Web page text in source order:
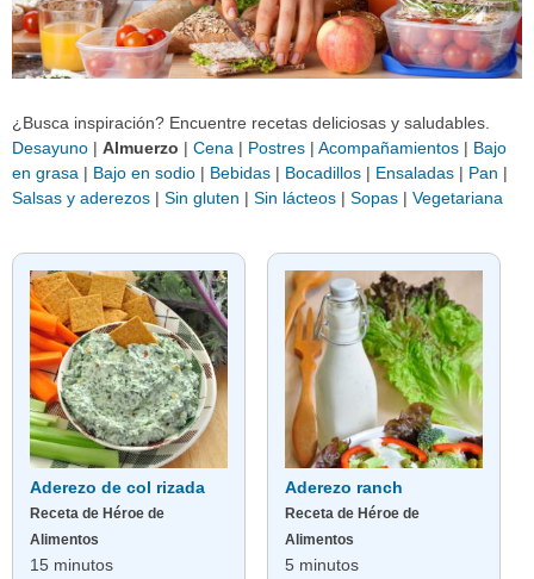
¿Busca inspiración? Encuentre recetas deliciosas y saludables.
Desayuno | Almuerzo | Cena | Postres | Acompañamientos | Bajo
en grasa | Bajo en sodio | Bebidas | Bocadillos | Ensaladas | Pan |
Salsas y aderezos | Sin gluten | Sin lácteos | Sopas | Vegetariana
Aderezo de col rizada
Receta de Héroe de
Alimentos
15 minutos
Aderezo ranch
Receta de Héroe de
Alimentos
5 minutos